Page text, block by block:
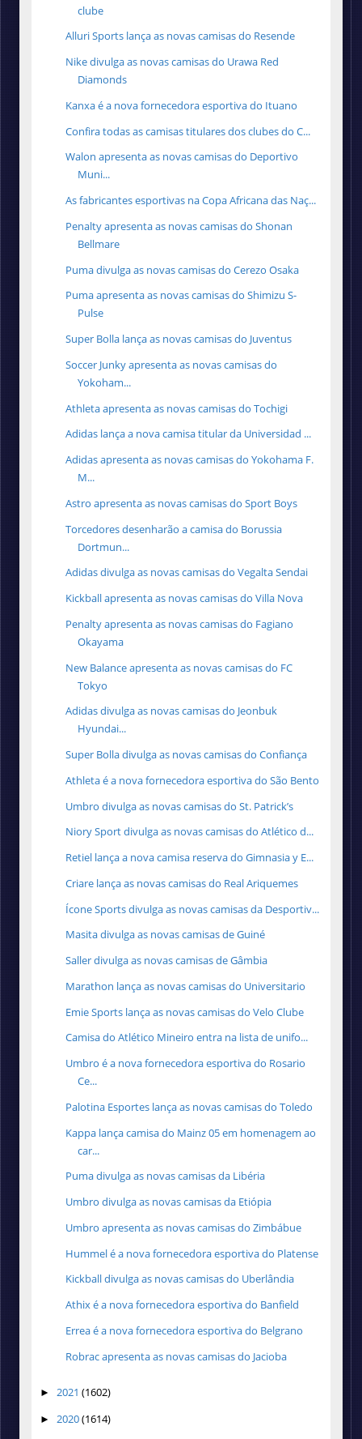
clube
Alluri Sports lança as novas camisas do Resende
Nike divulga as novas camisas do Urawa Red
Diamonds
Kanxa é a nova fornecedora esportiva do Ituano
Confira todas as camisas titulares dos clubes do C...
Walon apresenta as novas camisas do Deportivo
Muni...
As fabricantes esportivas na Copa Africana das Naç...
Penalty apresenta as novas camisas do Shonan
Bellmare
Puma divulga as novas camisas do Cerezo Osaka
Puma apresenta as novas camisas do Shimizu S-
Pulse
Super Bolla lança as novas camisas do Juventus
Soccer Junky apresenta as novas camisas do
Yokoham...
Athleta apresenta as novas camisas do Tochigi
Adidas lança a nova camisa titular da Universidad ...
Adidas apresenta as novas camisas do Yokohama F.
M...
Astro apresenta as novas camisas do Sport Boys
Torcedores desenharão a camisa do Borussia
Dortmun...
Adidas divulga as novas camisas do Vegalta Sendai
Kickball apresenta as novas camisas do Villa Nova
Penalty apresenta as novas camisas do Fagiano
Okayama
New Balance apresenta as novas camisas do FC
Tokyo
Adidas divulga as novas camisas do Jeonbuk
Hyundai...
Super Bolla divulga as novas camisas do Confiança
Athleta é a nova fornecedora esportiva do São Bento
Umbro divulga as novas camisas do St. Patrick’s
Niory Sport divulga as novas camisas do Atlético d...
Retiel lança a nova camisa reserva do Gimnasia y E...
Criare lança as novas camisas do Real Ariquemes
Ícone Sports divulga as novas camisas da Desportiv...
Masita divulga as novas camisas de Guiné
Saller divulga as novas camisas de Gâmbia
Marathon lança as novas camisas do Universitario
Emie Sports lança as novas camisas do Velo Clube
Camisa do Atlético Mineiro entra na lista de unifo...
Umbro é a nova fornecedora esportiva do Rosario
Ce...
Palotina Esportes lança as novas camisas do Toledo
Kappa lança camisa do Mainz 05 em homenagem ao
car...
Puma divulga as novas camisas da Libéria
Umbro divulga as novas camisas da Etiópia
Umbro apresenta as novas camisas do Zimbábue
Hummel é a nova fornecedora esportiva do Platense
Kickball divulga as novas camisas do Uberlândia
Athix é a nova fornecedora esportiva do Banfield
Errea é a nova fornecedora esportiva do Belgrano
Robrac apresenta as novas camisas do Jacioba
► 2021 (1602)
► 2020(1614)